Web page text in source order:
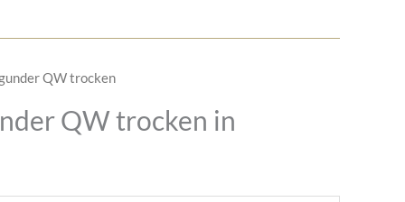
QW trocken
QW trocken in